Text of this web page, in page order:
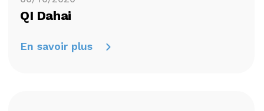
QI Dahai
En savoir plus